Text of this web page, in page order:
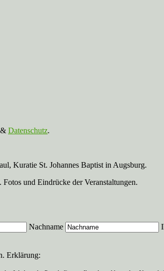
& Datenschutz.
Kuratie St. Johannes Baptist in Augsburg.
und Eindrücke der Veranstaltungen.
Nachname
Erklärung: